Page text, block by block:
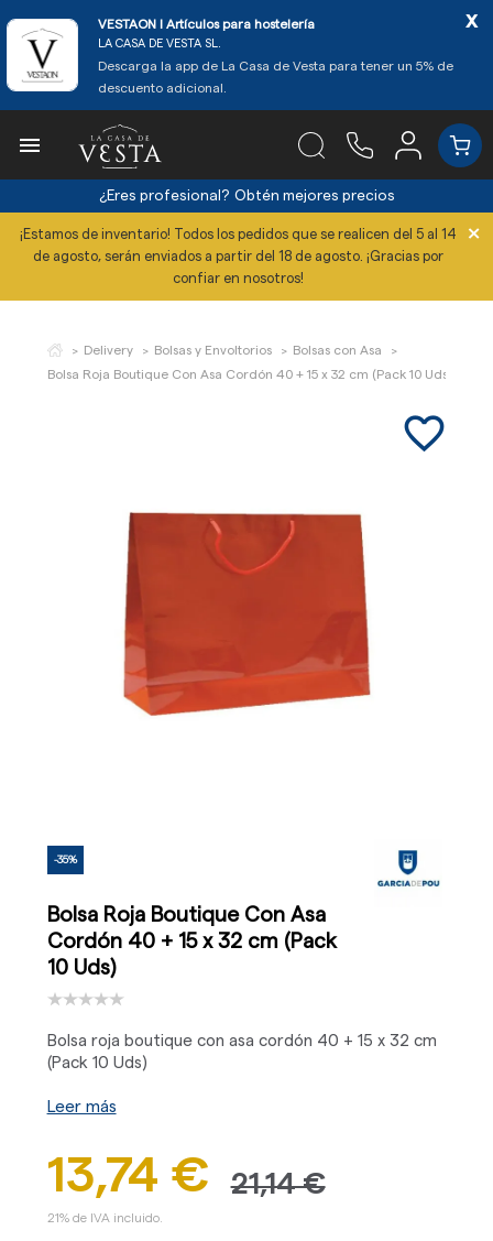
VESTAON l Artículos para hostelería
LA CASA DE VESTA SL.
Descarga la app de La Casa de Vesta para tener un 5% de
descuento adicional.
x

¿Eres profesional? Obtén mejores precios
¡Estamos de inventario! Todos los pedidos que se realicen del 5 al 14
de agosto, serán enviados a partir del 18 de agosto. ¡Gracias por
confiar en nosotros!
×
Delivery Bolsas y Envoltorios
Bolsas con Asa
Bolsa Roja Boutique Con Asa Cordón 40 + 15 x 32 cm (Pack 10 Uds)
favorite_border
-35%
Bolsa Roja Boutique Con Asa
Cordón 40 + 15 x 32 cm (Pack
10 Uds)
Bolsa roja boutique con asa cordón 40 + 15 x 32 cm
(Pack 10 Uds)
Leer más
13,74 € 21,14 €
21% de IVA incluido.